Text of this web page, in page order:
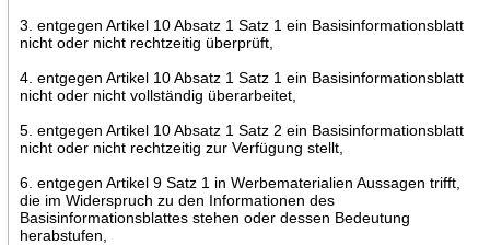
3. entgegen Artikel 10 Absatz 1 Satz 1 ein Basisinformationsblatt
nicht oder nicht rechtzeitig überprüft,
4. entgegen Artikel 10 Absatz 1 Satz 1 ein Basisinformationsblatt
nicht oder nicht vollständig überarbeitet,
5. entgegen Artikel 10 Absatz 1 Satz 2 ein Basisinformationsblatt
nicht oder nicht rechtzeitig zur Verfügung stellt,
6. entgegen Artikel 9 Satz 1 in Werbematerialien Aussagen trifft,
die im Widerspruch zu den Informationen des
Basisinformationsblattes stehen oder dessen Bedeutung
herabstufen,